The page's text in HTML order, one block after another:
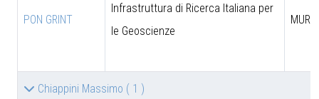
PON GRINT
Infrastruttura di Ricerca Italiana per
le Geoscienze
MUR
Chiappini Massimo ( 1 )